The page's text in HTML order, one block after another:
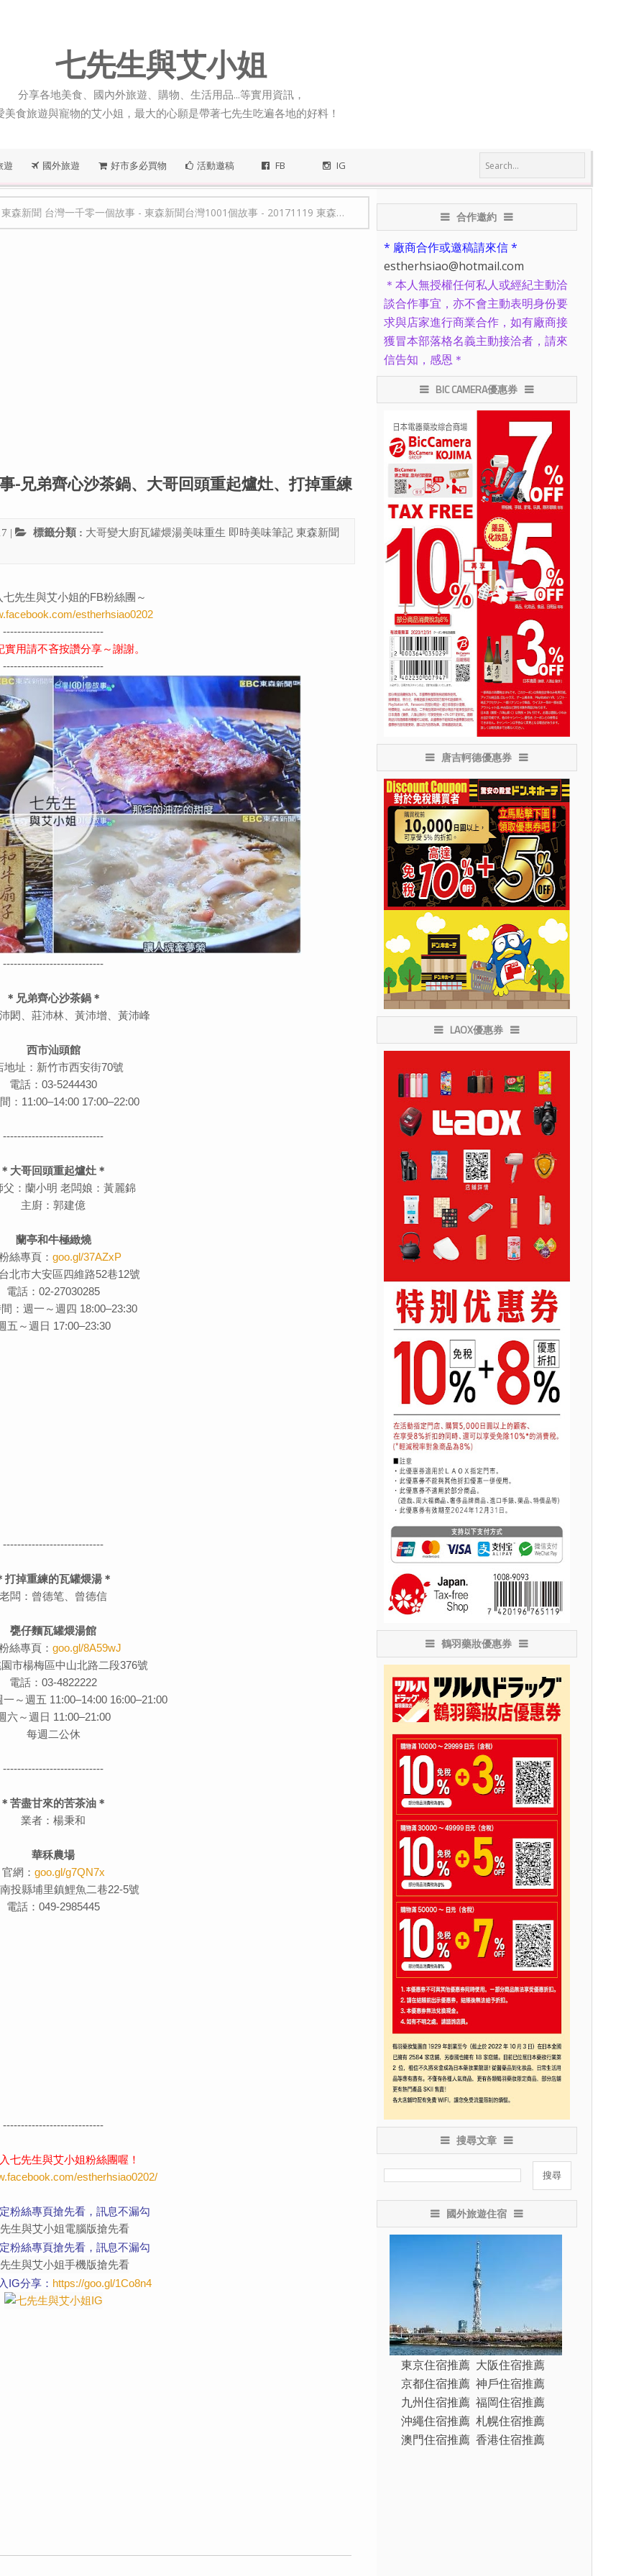
七先生與艾小姐
分享各地美食、國內外旅遊、購物、生活用品...等實用資訊，
美食旅遊與寵物的艾小姐，最大的心願是帶著七先生吃遍各地的好料！
遊 國外旅遊 好市多必買物 活動邀稿 FB IG
東森新聞 台灣一千零一個故事 - 東森新聞台灣1001個故事 - 20171119 東森新聞 台灣1001個故事-兄弟齊心沙茶鍋、大哥回頭重起爐灶、打掉重練的瓦罐煨湯、苦盡甘來的苦茶油
-兄弟齊心沙茶鍋、大哥回頭重起爐灶、打掉重練
| 標籤分類 : 大哥變大廚瓦罐煨湯美味重生 即時美味筆記 東森新聞
七先生與艾小姐的FB粉絲團～
estherhsiao0202
----------------------------
實用請不吝按讚分享～謝謝。
----------------------------
----------------------------
＊兄弟齊心沙茶鍋＊
閎、莊沛林、黃沛增、黃沛峰
西市汕頭館
地址：新竹市西安街70號
電話：03-5244430
：11:00–14:00 17:00–22:00
----------------------------
＊大哥回頭重起爐灶＊
父：蘭小明 老闆娘：黃麗錦
主廚：郭建億
蘭亭和牛極緻燒
絲專頁：goo.gl/37AZxP
北市大安區四維路52巷12號
電話：02-27030285
：週一～週四 18:00–23:30
五～週日 17:00–23:30
----------------------------
打掉重練的瓦罐煨湯＊
老闆：曾德笔、曾德信
甕仔麵瓦罐煨湯館
絲專頁：goo.gl/8A59wJ
市楊梅區中山北路二段376號
電話：03-4822222
～週五 11:00–14:00 16:00–21:00
六～週日 11:00–21:00
每週二公休
----------------------------
＊苦盡甘來的苦茶油＊
業者：楊秉和
華秝農場
官網： goo.gl/g7QN7x
投縣埔里鎮鯉魚二巷22-5號
電話：049-2985445
----------------------------
七先生與艾小姐粉絲團喔！
estherhsiao0202/
粉絲專頁搶先看，訊息不漏勾
粉絲專頁搶先看，訊息不漏勾
IG分享： https://goo.gl/1Co8n4
合作邀約
* 廠商合作或邀稿請來信 *
estherhsiao@hotmail.com
＊本人無授權任何私人或經紀主動洽
談合作事宜，亦不會主動表明身份要
求與店家進行商業合作，如有廠商接
獲冒本部落格名義主動接洽者，請來
信告知，感恩＊
BIC CAMERA優惠券
唐吉軻德優惠券
LAOX優惠券
鶴羽藥妝優惠券
搜尋文章
國外旅遊住宿
東京住宿推薦 大阪住宿推薦
京都住宿推薦 神戶住宿推薦
九州住宿推薦 福岡住宿推薦
沖繩住宿推薦 札幌住宿推薦
澳門住宿推薦 香港住宿推薦